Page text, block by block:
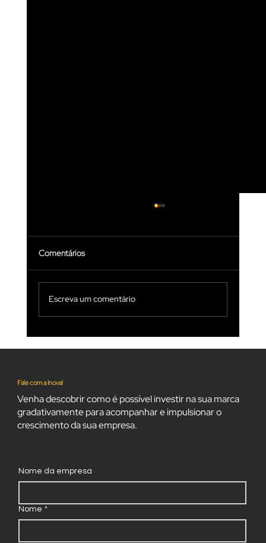
Comentários
Escreva um comentário
Fale com a Inova!
Venha descobrir como é possível investir na sua marca
gradativamente para acompanhar e impulsionar o
crescimento da sua empresa.
Nome da empresa
Nome *